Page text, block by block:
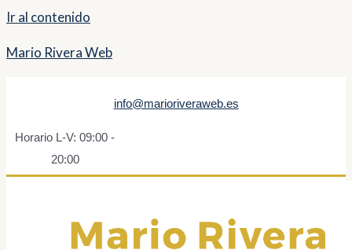
Ir al contenido
Mario Rivera Web
info@marioriveraweb.es
Horario L-V: 09:00 -
20:00